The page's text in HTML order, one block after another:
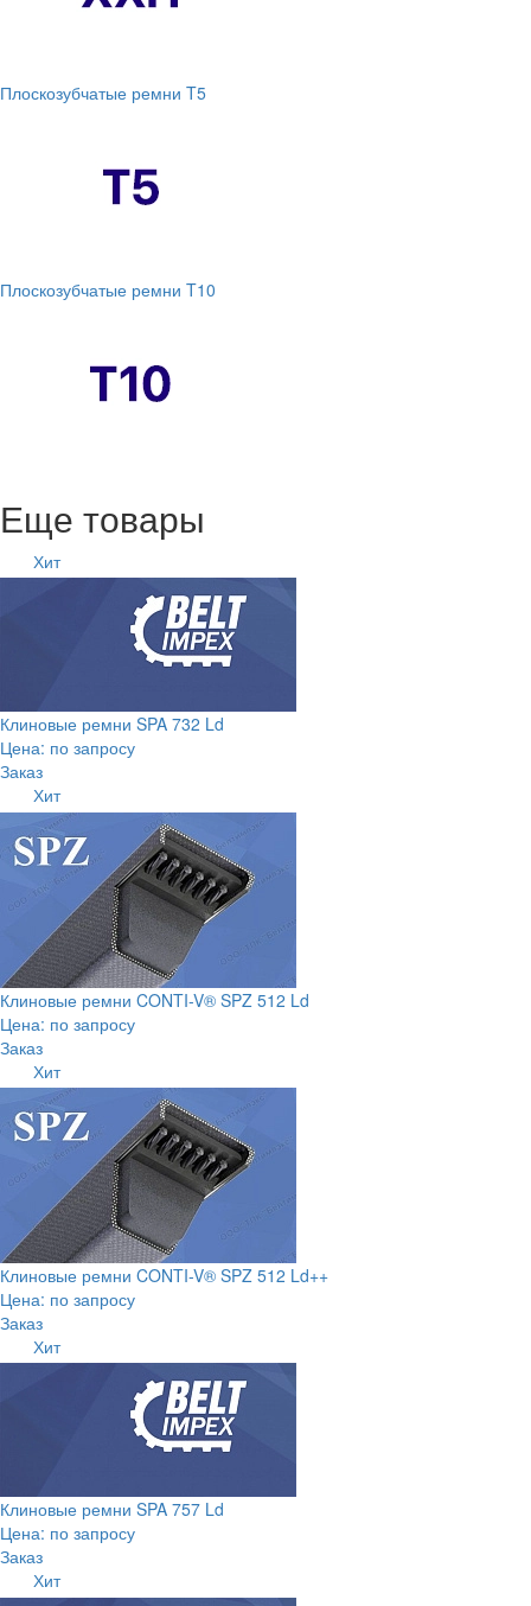
Плоскозубчатые ремни T5
Плоскозубчатые ремни T10
Еще товары
Хит
Клиновые ремни SPA 732 Ld
Цена: по запросу
Заказ
Хит
Клиновые ремни CONTI-V® SPZ 512 Ld
Цена: по запросу
Заказ
Хит
Клиновые ремни CONTI-V® SPZ 512 Ld++
Цена: по запросу
Заказ
Хит
Клиновые ремни SPA 757 Ld
Цена: по запросу
Заказ
Хит